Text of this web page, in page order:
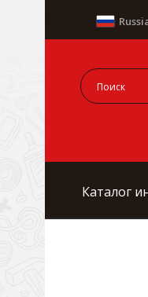
Каталог